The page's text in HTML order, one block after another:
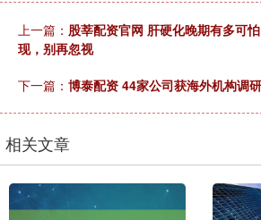
上一篇： 股莘配资官网 肝硬化晚期有多可
现，别再忽视
下一篇： 博泰配资 44家公司获海外机构调研
相关文章